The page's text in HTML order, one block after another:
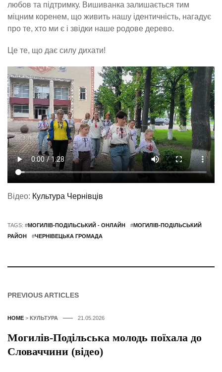
любов та підтримку. Вишиванка залишається тим
міцним коренем, що живить нашу ідентичність, нагадує
про те, хто ми є і звідки наше родове дерево.
Це те, що дає силу дихати!
Відео: Культура Чернівців
TAGS: #МОГИЛІВ-ПОДІЛЬСЬКИЙ - ОНЛАЙН #МОГИЛІВ-ПОДІЛЬСЬКИЙ
РАЙОН
#ЧЕРНІВЕЦЬКА ГРОМАДА
PREVIOUS ARTICLES
HOME > КУЛЬТУРА 21.05.2026
Могилів-Подільська молодь поїхала до
Словаччини (відео)